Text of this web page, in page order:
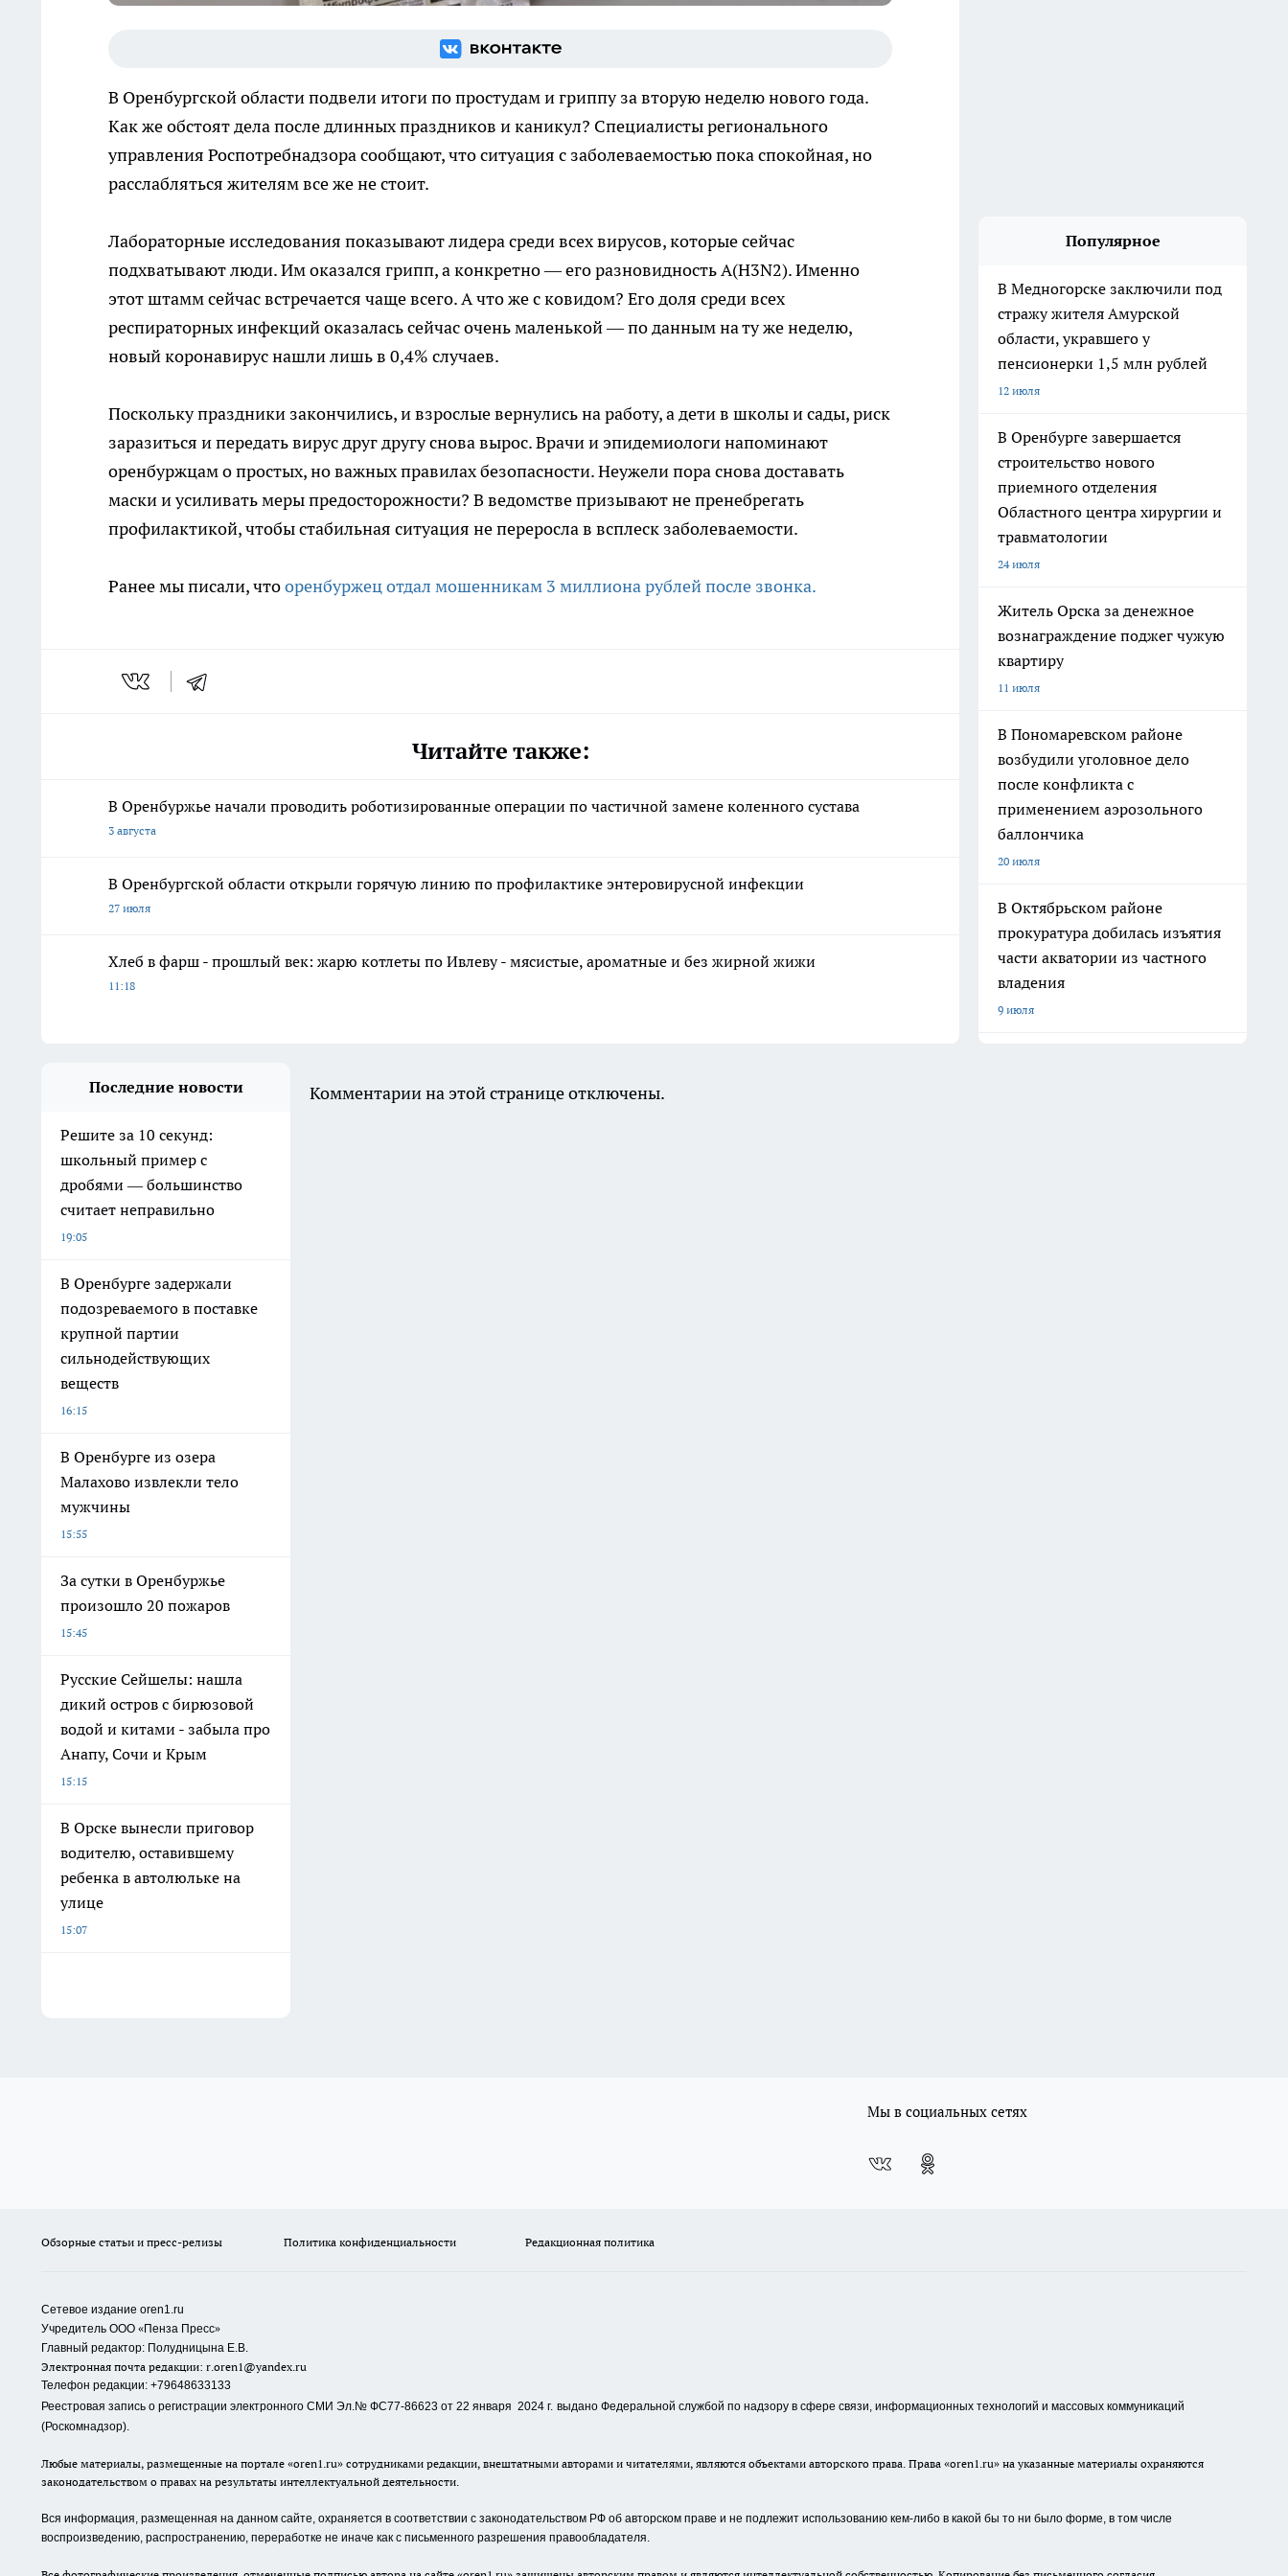
В Оренбургской области подвели итоги по простудам и гриппу за вторую неделю нового года.
Как же обстоят дела после длинных праздников и каникул? Специалисты регионального
управления Роспотребнадзора сообщают, что ситуация с заболеваемостью пока спокойная, но
расслабляться жителям все же не стоит.
Лабораторные исследования показывают лидера среди всех вирусов, которые сейчас
подхватывают люди. Им оказался грипп, а конкретно — его разновидность A(H3N2). Именно
этот штамм сейчас встречается чаще всего. А что же с ковидом? Его доля среди всех
респираторных инфекций оказалась сейчас очень маленькой — по данным на ту же неделю,
новый коронавирус нашли лишь в 0,4% случаев.
Поскольку праздники закончились, и взрослые вернулись на работу, а дети в школы и сады, риск
заразиться и передать вирус друг другу снова вырос. Врачи и эпидемиологи напоминают
оренбуржцам о простых, но важных правилах безопасности. Неужели пора снова доставать
маски и усиливать меры предосторожности? В ведомстве призывают не пренебрегать
профилактикой, чтобы стабильная ситуация не переросла в всплеск заболеваемости.
Ранее мы писали, чтооренбуржец отдал мошенникам 3 миллиона рублей после звонка.
Читайте также:
В Оренбуржье начали проводить роботизированные операции по частичной замене коленного сустава
3 августа
В Оренбургской области открыли горячую линию по профилактике энтеровирусной инфекции
27 июля
Хлеб в фарш - прошлый век: жарю котлеты по Ивлеву - мясистые, ароматные и без жирной жижи
11:18
Популярное
В Медногорске заключили под
стражу жителя Амурской
области, укравшего у
пенсионерки 1,5 млн рублей
12 июля
В Оренбурге завершается
строительство нового
приемного отделения
Областного центра хирургии и
травматологии
24 июля
Житель Орска за денежное
вознаграждение поджег чужую
квартиру
11 июля
В Пономаревском районе
возбудили уголовное дело
после конфликта с
применением аэрозольного
баллончика
20 июля
В Октябрьском районе
прокуратура добилась изъятия
части акватории из частного
владения
9 июля
Последние новости
Решите за 10 секунд:
школьный пример с
дробями — большинство
считает неправильно
19:05
В Оренбурге задержали
подозреваемого в поставке
крупной партии
сильнодействующих
веществ
16:15
В Оренбурге из озера
Малахово извлекли тело
мужчины
15:55
За сутки в Оренбуржье
произошло 20 пожаров
15:45
Русские Сейшелы: нашла
дикий остров с бирюзовой
водой и китами - забыла про
Анапу, Сочи и Крым
15:15
В Орске вынесли приговор
водителю, оставившему
ребенка в автолюльке на
улице
15:07
Комментарии на этой странице отключены.
Мы в социальных сетях
Обзорные статьи и пресс-релизы Политика конфиденциальности Редакционная политика
Сетевое издание oren1.ru
Учредитель ООО «Пенза Пресс»
Главный редактор: Полудницына Е.В.
Электронная почта редакции: r.oren1@yandex.ru
Телефон редакции: +79648633133
Реестровая запись о регистрации электронного СМИ Эл.№ ФС77-86623 от 22 января 2024 г. выдано Федеральной службой по надзору в сфере связи, информационных технологий и массовых коммуникаций
(Роскомнадзор).
Любые материалы, размещенные на портале «oren1.ru» сотрудниками редакции, внештатными авторами и читателями, являются объектами авторского права. Права «oren1.ru» на указанные материалы охраняются
законодательством о правах на результаты интеллектуальной деятельности.
Вся информация, размещенная на данном сайте, охраняется в соответствии с законодательством РФ об авторском праве и не подлежит использованию кем-либо в какой бы то ни было форме, в том числе
воспроизведению, распространению, переработке не иначе как с письменного разрешения правообладателя.